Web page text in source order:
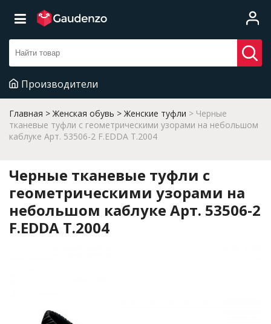
Производители
Главная Женская обувь Женские туфли
Черные
тканевые туфли с геометрическими узорами на небольшом
каблуке Арт. 53506-2 F.EDDA T.2004
Черные тканевые туфли с
геометрическими узорами на
небольшом каблуке Арт. 53506-2
F.EDDA T.2004